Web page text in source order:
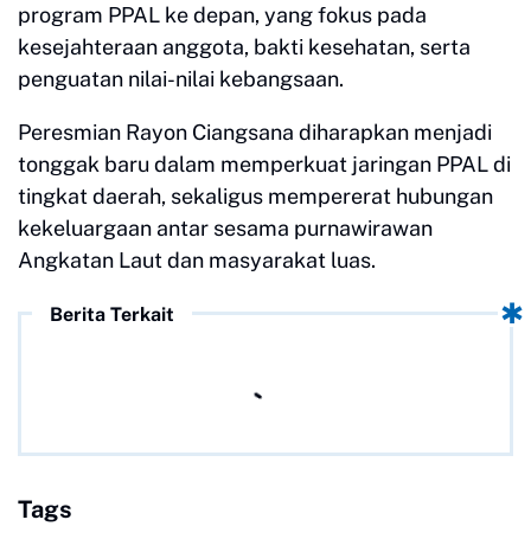
program PPAL ke depan, yang fokus pada
kesejahteraan anggota, bakti kesehatan, serta
penguatan nilai-nilai kebangsaan.
Peresmian Rayon Ciangsana diharapkan menjadi
tonggak baru dalam memperkuat jaringan PPAL di
tingkat daerah, sekaligus mempererat hubungan
kekeluargaan antar sesama purnawirawan
Angkatan Laut dan masyarakat luas.
Berita Terkait
Tags